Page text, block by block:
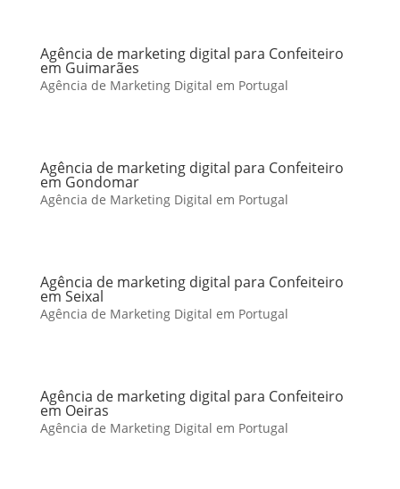
Agência de marketing digital para Confeiteiro
em Guimarães
Agência de Marketing Digital em Portugal
Agência de marketing digital para Confeiteiro
em Gondomar
Agência de Marketing Digital em Portugal
Agência de marketing digital para Confeiteiro
em Seixal
Agência de Marketing Digital em Portugal
Agência de marketing digital para Confeiteiro
em Oeiras
Agência de Marketing Digital em Portugal